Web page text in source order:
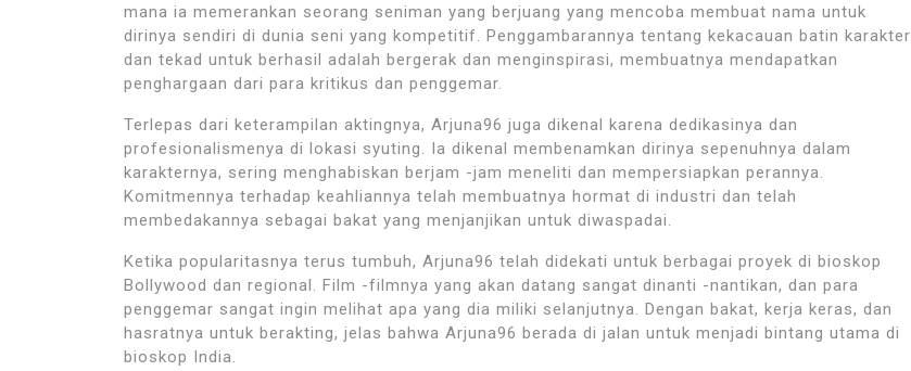
mana ia memerankan seorang seniman yang berjuang yang mencoba membuat nama untuk
dirinya sendiri di dunia seni yang kompetitif. Penggambarannya tentang kekacauan batin karakter
dan tekad untuk berhasil adalah bergerak dan menginspirasi, membuatnya mendapatkan
penghargaan dari para kritikus dan penggemar.
Terlepas dari keterampilan aktingnya, Arjuna96 juga dikenal karena dedikasinya dan
profesionalismenya di lokasi syuting. Ia dikenal membenamkan dirinya sepenuhnya dalam
karakternya, sering menghabiskan berjam -jam meneliti dan mempersiapkan perannya.
Komitmennya terhadap keahliannya telah membuatnya hormat di industri dan telah
membedakannya sebagai bakat yang menjanjikan untuk diwaspadai.
Ketika popularitasnya terus tumbuh, Arjuna96 telah didekati untuk berbagai proyek di bioskop
Bollywood dan regional. Film -filmnya yang akan datang sangat dinanti -nantikan, dan para
penggemar sangat ingin melihat apa yang dia miliki selanjutnya. Dengan bakat, kerja keras, dan
hasratnya untuk berakting, jelas bahwa Arjuna96 berada di jalan untuk menjadi bintang utama di
bioskop India.